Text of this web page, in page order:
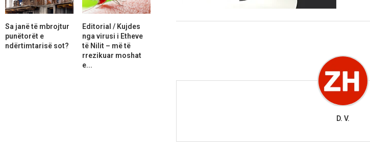
D. V.
Sa janë të mbrojtur
punëtorët e
ndërtimtarisë sot?
Editorial / Kujdes
nga virusi i Etheve
të Nilit – më të
rrezikuar moshat
e...